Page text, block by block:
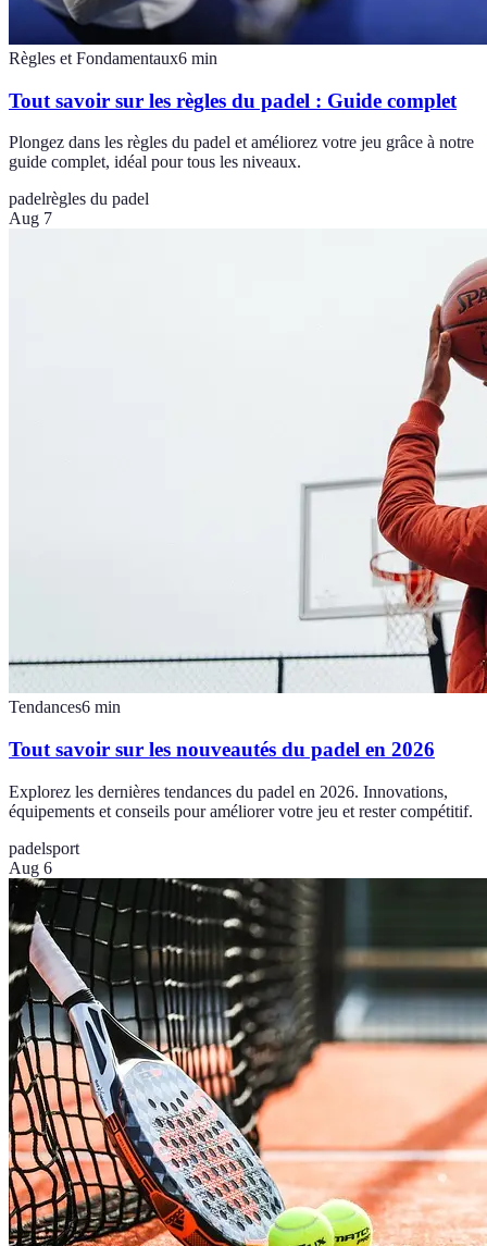
Règles et Fondamentaux6 min
Tout savoir sur les règles du padel : Guide complet
Plongez dans les règles du padel et améliorez votre jeu grâce à notre
guide complet, idéal pour tous les niveaux.
padelrègles du padel
Aug 7
Tendances6 min
Tout savoir sur les nouveautés du padel en 2026
Explorez les dernières tendances du padel en 2026. Innovations,
équipements et conseils pour améliorer votre jeu et rester compétitif.
padelsport
Aug 6